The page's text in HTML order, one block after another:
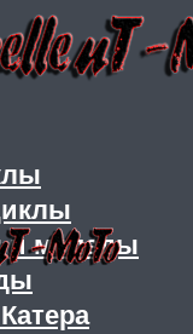
и мопеды